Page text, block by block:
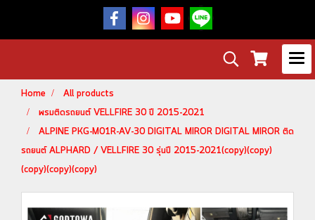
Home
All products
พรมติดรถยนต์ VELLFIRE 30 ปี 2015-2021
ALPINE PKG-M01R-AV-30 DIGITAL MIROR DIGITAL MIROR ติด
รถยนต์ ALPHARD / VELLFIRE 30 รุ่นปี 2015-2021(copy)(copy)
(copy)(copy)(copy)